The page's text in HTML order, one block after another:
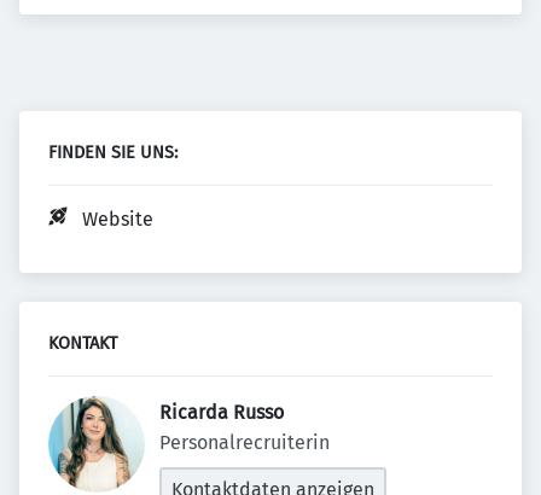
FINDEN SIE UNS:
Website
KONTAKT
Ricarda Russo
Personalrecruiterin
Kontaktdaten anzeigen